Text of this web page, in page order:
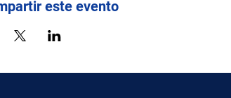
este evento